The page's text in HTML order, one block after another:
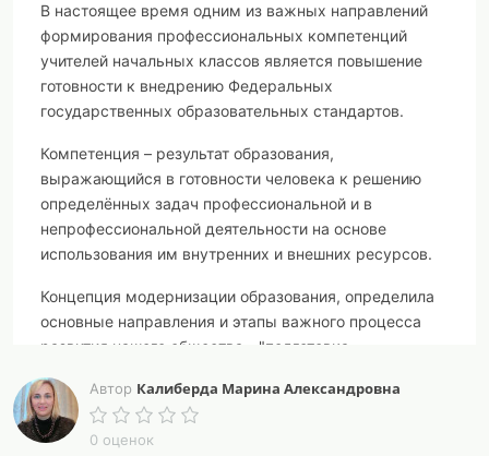
В настоящее время одним из важных направлений
формирования профессиональных компетенций
учителей начальных классов является повышение
готовности к внедрению Федеральных
государственных образовательных стандартов.
Компетенция – результат образования,
выражающийся в готовности человека к решению
определённых задач профессиональной и в
непрофессиональной деятельности на основе
использования им внутренних и внешних ресурсов.
Концепция модернизации образования, определила
основные направления и этапы важного процесса
развития нашего общества - "подготовка
формирование принципиально новой культуры
педагогического труда", подготовка педагогов,
обладающих высокой квалификацией и необходимой
Автор Калиберда Марина Александровна
0 оценок